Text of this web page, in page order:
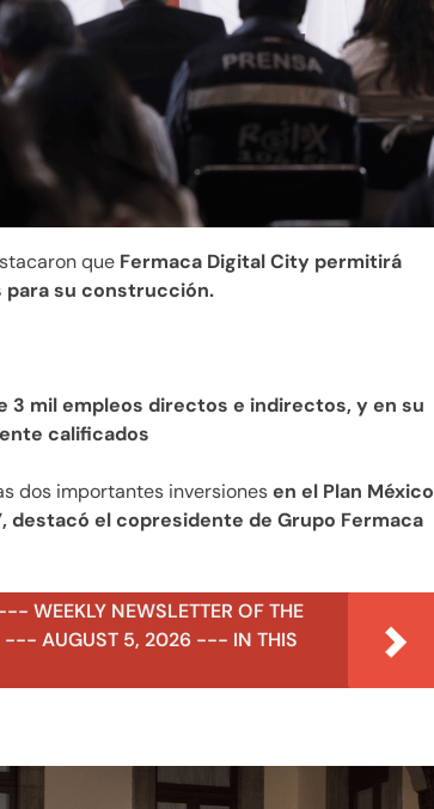
que Fermaca Digital City permitirá
su construcción.
3 mil empleos directos e indirectos, y en su
calificados
dos importantes inversionesen el Plan México
el copresidente de Grupo Fermaca
WEEKLY NEWSLETTER OF THE
--- AUGUST 5, 2026 --- IN THIS